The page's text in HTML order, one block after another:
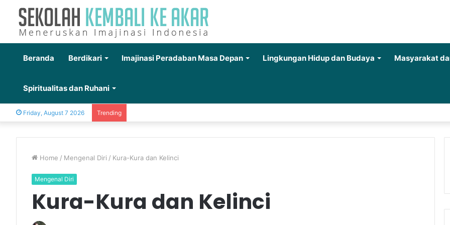
Beranda Berdikari Imajinasi Peradaban Masa Depan Lingkungan Hidup dan Budaya Masyarakat
Spiritualitas dan Ruhani
Friday, August 7 2026 Trending
Home / Mengenal Diri / Kura-Kura dan Kelinci
Mengenal Diri
Kura-Kura dan Kelinci